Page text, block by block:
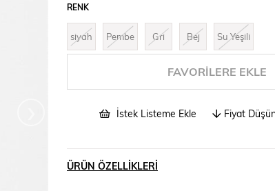
RENK
siyah Pembe Gri Bej Su Yeşili
FAVORILERE EKLE
İstek Listeme Ekle Fiyat
ÜRÜN ÖZELLIKLERI